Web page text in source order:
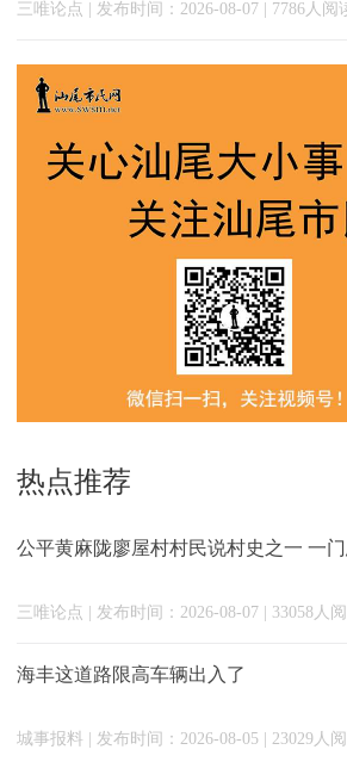
三唯论点 | 发布时间：2026-08-07 | 7786人阅
热点推荐
公平黄麻陇廖屋村村民说村史之一 一
三唯论点 | 发布时间：2026-08-07 | 33058人
海丰这道路限高车辆出入了
城事报料 | 发布时间：2026-08-05 | 23029人